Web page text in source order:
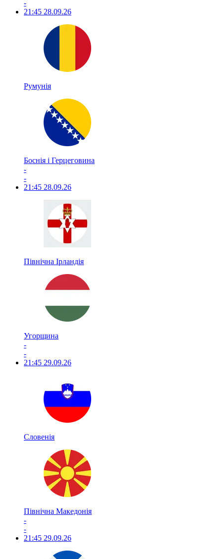
-
21:45 28.09.26
Румунія
Боснія і Герцеговина
-
-
21:45 28.09.26
Північна Ірландія
Угорщина
-
-
21:45 29.09.26
Словенія
Північна Македонія
-
-
21:45 29.09.26